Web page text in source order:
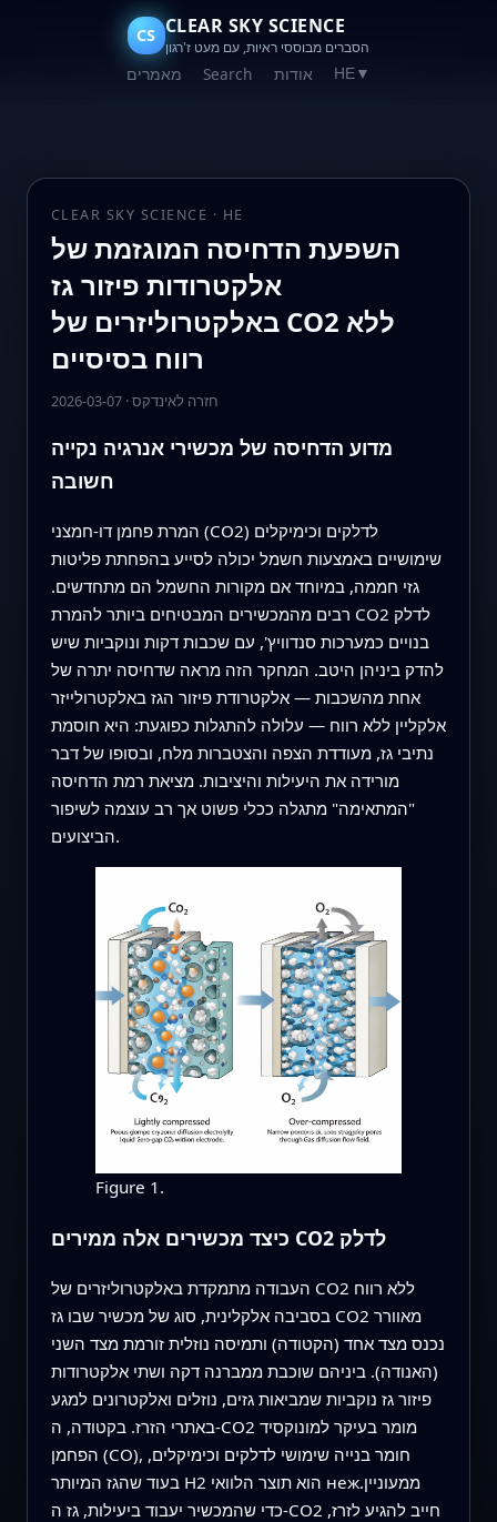
CS CLEAR SKY SCIENCE
הסברים מבוססי ראיות, עם מעט ז'רגון
מאמרים Search אודות HE▼
CLEAR SKY SCIENCE · HE
השפעת הדחיסה המוגזמת של
אלקטרודות פיזור גז
באלקטרוליזרים של CO2 ללא
רווח בסיסיים
2026-03-07·חזרה לאינדקס
מדוע הדחיסה של מכשירי אנרגיה נקייה
חשובה
המרת פחמן דו-חמצני (CO2) לדלקים וכימיקלים
שימושיים באמצעות חשמל יכולה לסייע בהפחתת פליטות
גזי חממה, במיוחד אם מקורות החשמל הם מתחדשים.
רבים מהמכשירים המבטיחים ביותר להמרת CO2 לדלק
בנויים כמערכות סנדוויץ', עם שכבות דקות ונוקביות שיש
להדק ביניהן היטב. המחקר הזה מראה שדחיסה יתרה של
אחת מהשכבות — אלקטרודת פיזור הגז באלקטרולייזר
אלקליין ללא רווח — עלולה להתגלות כפוגעת: היא חוסמת
נתיבי גז, מעודדת הצפה והצטברות מלח, ובסופו של דבר
מורידה את היעילות והיציבות. מציאת רמת הדחיסה
"המתאימה" מתגלה ככלי פשוט אך רב עוצמה לשיפור
הביצועים.
Figure 1.
כיצד מכשירים אלה ממירים CO2 לדלק
העבודה מתמקדת באלקטרוליזרים של CO2 ללא רווח
בסביבה אלקלינית, סוג של מכשיר שבו גז CO2 מאוורר
נכנס מצד אחד (הקטודה) ותמיסה נוזלית זורמת מצד השני
(האנודה). ביניהם שוכבת ממברנה דקה ושתי אלקטרודות
פיזור גז נוקביות שמביאות גזים, נוזלים ואלקטרונים למגע
באתרי הזרז. בקטודה, ה-CO2 מומר בעיקר למונוקסיד
הפחמן (CO), חומר בנייה שימושי לדלקים וכימיקלים,
בעוד שהגז המיותר H2 הוא תוצר הלוואי нежממעוניין.
כדי שהמכשיר יעבוד ביעילות, גז ה-CO2 חייב להגיע לזרז,